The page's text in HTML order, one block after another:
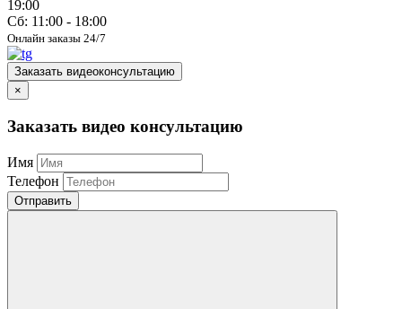
19:00
Сб: 11:00 - 18:00
Онлайн заказы 24/7
Заказать видеоконсультацию
×
Заказать видео консультацию
Имя
Телефон
Отправить